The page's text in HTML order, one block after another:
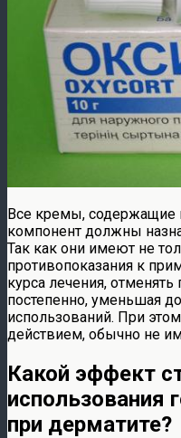
Все кремы, содержащие
компонент должны
Так как они имеют не
противопоказания к
курса лечения,
постепенно, уменьшая
использований. При
действием, обычно не
Какой эффект
использования
при дерматите?